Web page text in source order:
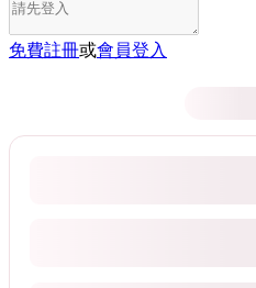
免費註冊或會員登入